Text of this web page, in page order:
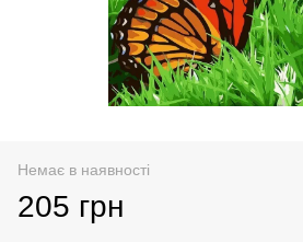
Немає в наявності
205 грн